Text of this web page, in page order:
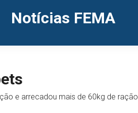
Notícias FEMA
e arrecadou mais de 60kg de ração